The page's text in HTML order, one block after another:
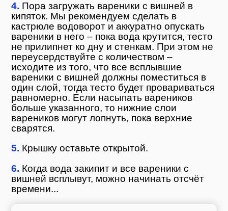
4. Пора загружать вареники с вишней в
кипяток. Мы рекомендуем сделать в
кастрюле водоворот и аккуратно опускать
вареники в него – пока вода крутится, тесто
не прилипнет ко дну и стенкам. При этом не
переусердствуйте с количеством –
исходите из того, что все всплывшие
вареники с вишней должны поместиться в
один слой, тогда тесто будет провариваться
равномерно. Если насыпать вареников
больше указанного, то нижние слои
вареников могут лопнуть, пока верхние
сварятся.
5. Крышку оставьте открытой.
6. Когда вода закипит и все вареники с
вишней всплывут, можно начинать отсчёт
времени...